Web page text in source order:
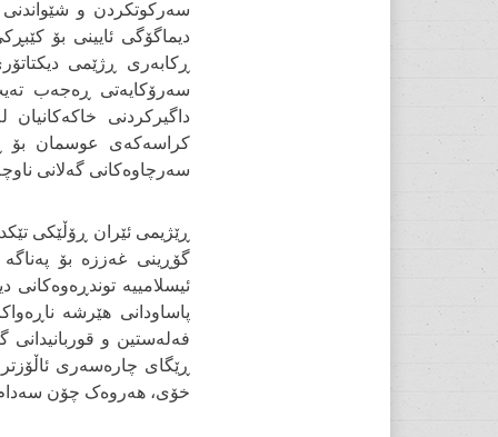
سەرکوتکردن و
دیماگۆگی ئایینی بۆ
ڕکابەری ڕژێمی
سەرۆکایەتی ڕەجەب تەیب
داگیرکردنی
کراسەکەی عوسمان بۆ
سەرچاوەکانی گەلانی
ڕێژیمی ئێران ڕۆڵێکی
گۆڕینی غەززە بۆ
ئیسلامییە توندڕەوەکانی
پاساودانی هێرشە
فەلەستین و
ڕێگای چارەسەری ئاڵۆزتر
خۆی، هەروەک چۆن سەدام